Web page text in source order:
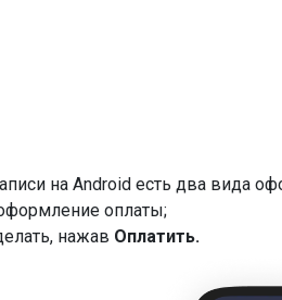
на Android есть два вида
оплаты;
нажав Оплатить.